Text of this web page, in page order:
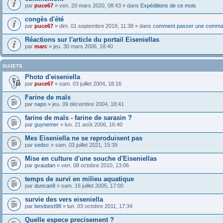
par puce67 » ven. 20 mars 2020, 08:43 » dans Expéditions de ce mois
congès d'été
par puce67 » dim. 01 septembre 2019, 11:38 » dans comment passer une
Réactions sur l'article du portail Eiseniellas
par marc » jeu. 30 mars 2006, 18:40
SUJETS
Photo d'eiseniella
par puce67 » sam. 03 juillet 2004, 18:16
Farine de maïs
par napo » jeu. 09 décembre 2004, 18:41
farine de maïs - farine de sarasin ?
par guynemer » lun. 21 août 2006, 16:40
Mes Eiseniella ne se reproduisent pas
par sedxc » sam. 03 juillet 2021, 15:39
Mise en culture d'une souche d'Eiseniellas
par gvaudan » ven. 08 octobre 2010, 13:06
temps de survi en milieu aquatique
par duncan8 » sam. 16 juillet 2005, 17:00
survie des vers eiseniella
par bestbest98 » lun. 03 octobre 2011, 17:34
Quelle espece precisement ?